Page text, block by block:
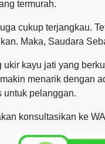
termurah.
cukup terjangkau.
Maka, Saudara
kayu jati yang
menarik dengan
untuk pelanggan.
konsultasikan ke